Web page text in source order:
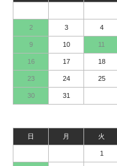
2 3 4
9 10 11
16 17 18
23 24 25
30 31
日 月 火
1